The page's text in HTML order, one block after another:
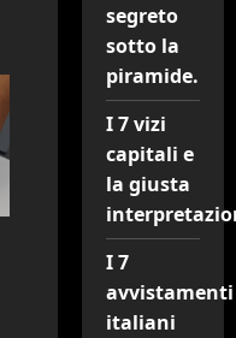
segreto
sotto la
piramide.
I 7 vizi
capitali e
la giusta
I 7
avvistamenti
italiani